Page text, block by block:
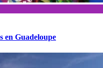
en Guadeloupe